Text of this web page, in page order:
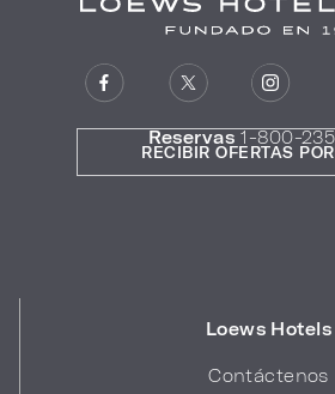
Reservas 1-800-
Loews Hotels
Contáctenos
RECIBIR OFERTAS